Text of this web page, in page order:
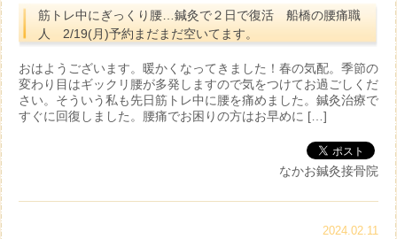
筋トレ中にぎっくり腰…鍼灸で２日で復活 船橋の腰痛職
人 2/19(月)予約まだまだ空いてます。
おはようございます。暖かくなってきました！春の気配。季節の
変わり目はギックリ腰が多発しますので気をつけてお過ごしくだ
さい。そういう私も先日筋トレ中に腰を痛めました。鍼灸治療で
すぐに回復しました。腰痛でお困りの方はお早めに […]
なかお鍼灸接骨院
2024.02.11